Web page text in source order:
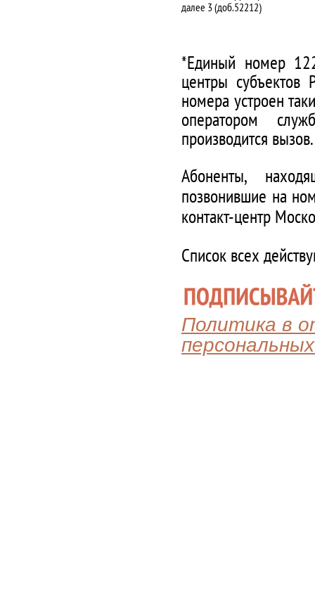
далее 3 (доб.52212)
*Единый номер
центры субъектов
номера устроен
оператором
производится вызов.
Абоненты,
позвонившие на
контакт-центр
Список всех
Политика в